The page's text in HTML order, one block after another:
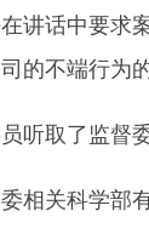
话中要求案
的不端行为
取了监督委
关科学部有